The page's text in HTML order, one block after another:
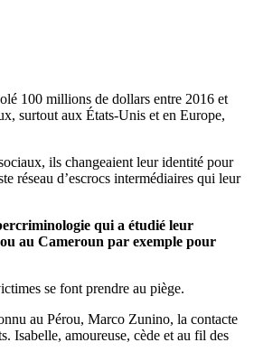
100 millions de dollars entre 2016 et
surtout aux États-Unis et en Europe,
ils changeaient leur identité pour
réseau d’escrocs intermédiaires qui leur
qui a étudié leur
au Cameroun par exemple pour
se font prendre au piège.
au Pérou, Marco Zunino, la contacte
Isabelle, amoureuse, cède et au fil des